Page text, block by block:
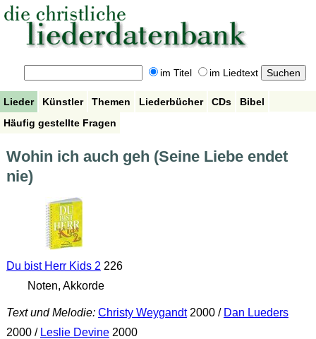
im Titel im Liedtext
Lieder Künstler Themen Liederbücher CDs
Bibel
Häufig gestellte Fragen
Wohin ich auch geh (Seine Liebe endet
nie)
Du bist Herr Kids 2 226
Noten, Akkorde
Text und Melodie: Christy Weygandt2000 / Dan Lueders
2000 / Leslie Devine2000